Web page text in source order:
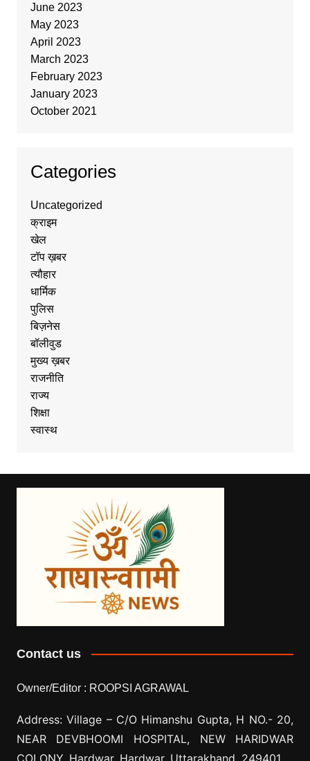
June 2023
May 2023
April 2023
March 2023
February 2023
January 2023
October 2021
Categories
Uncategorized
क्राइम
खेल
टॉप ख़बर
त्यौहार
धार्मिक
पुलिस
बिज़नेस
बॉलीवुड
मुख्य ख़बर
राजनीति
राज्य
शिक्षा
स्वास्थ
Contact us
Owner/Editor : ROOPSI AGRAWAL
Address: Village – C/O Himanshu Gupta, H NO.- 20,
NEAR DEVBHOOMI HOSPITAL, NEW HARIDWAR
COLONY, Hardwar, Hardwar, Uttarakhand, 249401